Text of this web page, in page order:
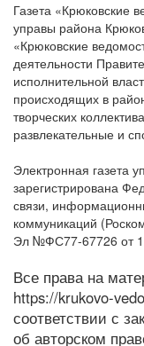
Газета «Крюковские
управы района
«Крюковские
деятельности
исполнительной
происходящих в
творческих
развлекательные и
Электронная газета
зарегистрирована
связи,
коммуникаций
Эл №ФС77-67726 от
Все права на
https://krukovo-
соответствии с
об авторском